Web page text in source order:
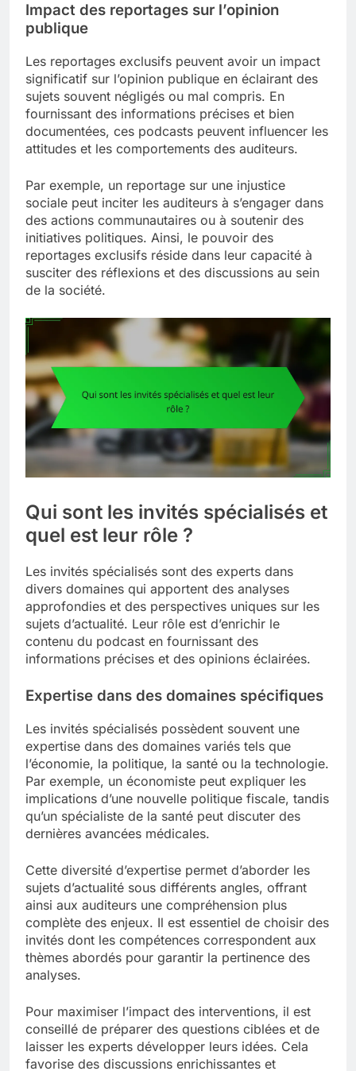
Impact des reportages sur l’opinion
publique
Les reportages exclusifs peuvent avoir un impact
significatif sur l’opinion publique en éclairant des
sujets souvent négligés ou mal compris. En
fournissant des informations précises et bien
documentées, ces podcasts peuvent influencer les
attitudes et les comportements des auditeurs.
Par exemple, un reportage sur une injustice
sociale peut inciter les auditeurs à s’engager dans
des actions communautaires ou à soutenir des
initiatives politiques. Ainsi, le pouvoir des
reportages exclusifs réside dans leur capacité à
susciter des réflexions et des discussions au sein
de la société.
Qui sont les invités spécialisés et
quel est leur rôle ?
Les invités spécialisés sont des experts dans
divers domaines qui apportent des analyses
approfondies et des perspectives uniques sur les
sujets d’actualité. Leur rôle est d’enrichir le
contenu du podcast en fournissant des
informations précises et des opinions éclairées.
Expertise dans des domaines spécifiques
Les invités spécialisés possèdent souvent une
expertise dans des domaines variés tels que
l’économie, la politique, la santé ou la technologie.
Par exemple, un économiste peut expliquer les
implications d’une nouvelle politique fiscale, tandis
qu’un spécialiste de la santé peut discuter des
dernières avancées médicales.
Cette diversité d’expertise permet d’aborder les
sujets d’actualité sous différents angles, offrant
ainsi aux auditeurs une compréhension plus
complète des enjeux. Il est essentiel de choisir des
invités dont les compétences correspondent aux
thèmes abordés pour garantir la pertinence des
analyses.
Pour maximiser l’impact des interventions, il est
conseillé de préparer des questions ciblées et de
laisser les experts développer leurs idées. Cela
favorise des discussions enrichissantes et